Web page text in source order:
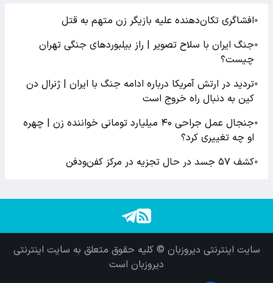
●افشاگری‌ تکان‌دهنده علیه بازیگر زن متهم به قتل
●جنگ ایران با سلاح تصویر | راز بیلبوردهای جنگی تهران
چیست؟
●تردید در ارتش آمریکا درباره ادامه جنگ با ایران | ژنرال دن
کین به دنبال راه خروج است
●
جنجال عمل جراحی ۴۰ میلیارد تومانی خواننده زن | چهره
او چه تغییری کرد؟
●کشف ۵۷ جسد در حال تجزیه در مرکز کفن‌ودفن
سایت اینترنتی دیروزبان © کلیه حقوق متعلق به سایت اینترنتی
دیروزبان است